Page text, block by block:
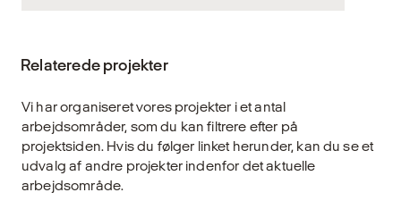
samfundets funktion – fra transport, energi
og information. Når bygninger og anlæg,
der understøtter disse funktioner, svigter,
risikerer vi ikke blot lokale forstyrrelser, men
samfundsmæssige konsekvenser, der kan
true både sikkerhed og forsyning.
Relaterede projekter
Vi har organiseret vores projekter i et antal
arbejdsområder, som du kan filtrere efter på
projektsiden. Hvis du følger linket herunder, kan du se et
udvalg af andre projekter indenfor det aktuelle
arbejdsområde.